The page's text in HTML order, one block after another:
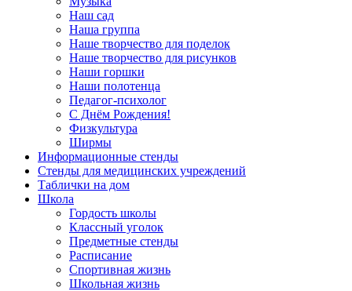
Наш сад
Наша группа
Наше творчество для поделок
Наше творчество для рисунков
Наши горшки
Наши полотенца
Педагог-психолог
С Днём Рождения!
Физкультура
Ширмы
Информационные стенды
Стенды для медицинских учреждений
Таблички на дом
Школа
Гордость школы
Классный уголок
Предметные стенды
Расписание
Спортивная жизнь
Школьная жизнь